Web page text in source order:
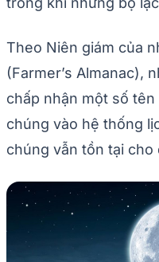
Theo Niên giám của
(Farmer’s Almanac),
chấp nhận một số
chúng vào hệ thống
chúng vẫn tồn tại cho